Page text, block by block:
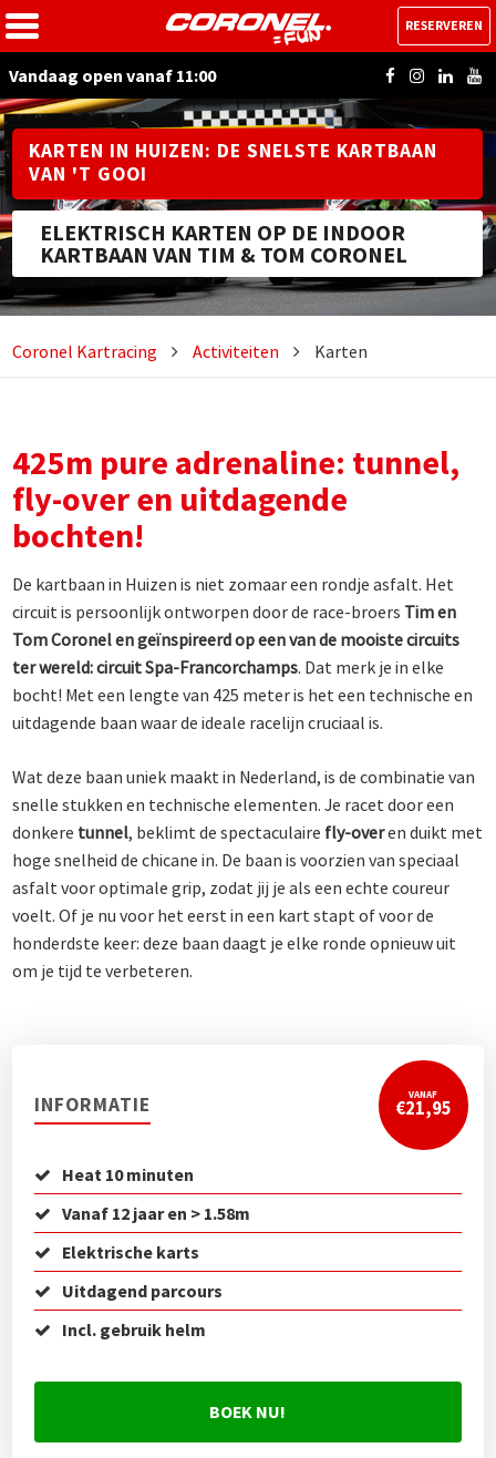
Vandaag open vanaf 11:00
RESERVEREN
KARTEN IN HUIZEN: DE SNELSTE KARTBAAN
VAN 'T GOOI
ELEKTRISCH KARTEN OP DE INDOOR
KARTBAAN VAN TIM & TOM CORONEL
Coronel Kartracing Activiteiten Karten
425m pure adrenaline: tunnel,
fly-over en uitdagende
bochten!
De kartbaan in Huizen is niet zomaar een rondje asfalt. Het
circuit is persoonlijk ontworpen door de race-broers Tim en
Tom Coronel en geïnspireerd op een van de mooiste circuits
ter wereld: circuitSpa-Francorchamps. Dat merk je in elke
bocht! Met een lengte van 425 meter is het een technische en
uitdagende baan waar de ideale racelijn cruciaal is.
Wat deze baan uniek maakt in Nederland, is de combinatie van
snelle stukken en technische elementen. Je racet door een
donkere tunnel, beklimt de spectaculaire fly-overen duikt met
hoge snelheid de chicane in. De baan is voorzien van speciaal
asfalt voor optimale grip, zodat jij je als een echte coureur
voelt. Of je nu voor het eerst in een kart stapt of voor de
honderdste keer: deze baan daagt je elke ronde opnieuw uit
om je tijd te verbeteren.
INFORMATIE VANAF
€21,95
Heat 10 minuten
Vanaf 12 jaar en > 1.58m
Elektrische karts
Uitdagend parcours
Incl. gebruik helm
BOEK NU!